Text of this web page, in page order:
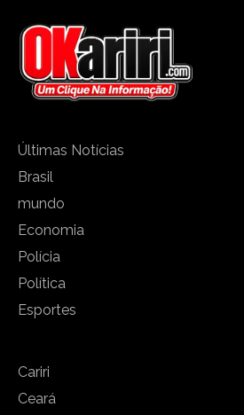
Últimas Notícias
Brasil
mundo
Economia
Polícia
Política
Esportes
Cariri
Ceará